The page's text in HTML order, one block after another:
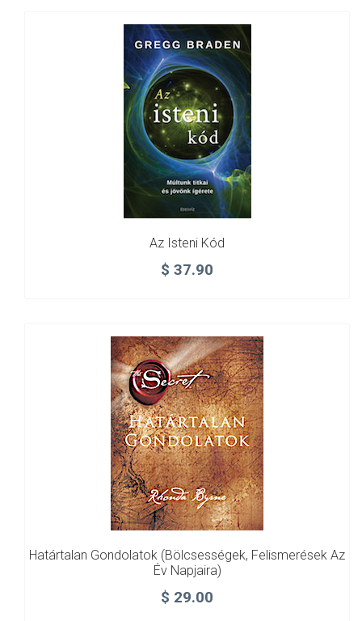
Az Isteni Kód
$ 37.90
Határtalan Gondolatok (bölcsességek, Felismerések Az
Év Napjaira)
$ 29.00